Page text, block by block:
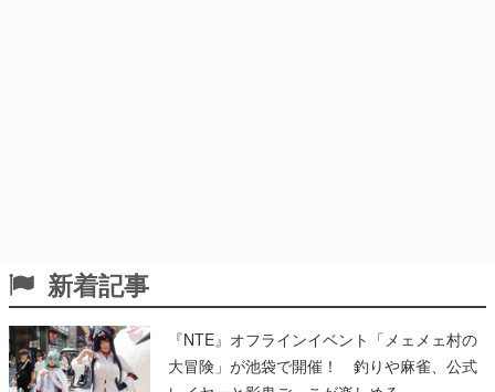
新着記事
『NTE』オフラインイベント「メェメェ村の
大冒険」が池袋で開催！ 釣りや麻雀、公式